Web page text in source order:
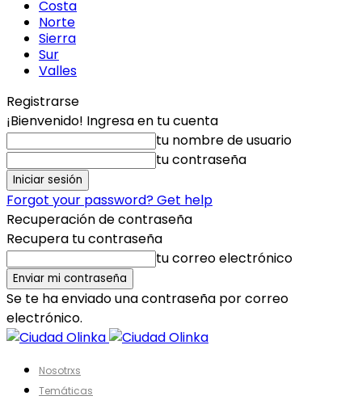
Costa
Norte
Sierra
Sur
Valles
Registrarse
¡Bienvenido! Ingresa en tu cuenta
tu nombre de usuario
tu contraseña
Forgot your password? Get help
Recuperación de contraseña
Recupera tu contraseña
tu correo electrónico
Se te ha enviado una contraseña por correo
electrónico.
Nosotrxs
Temáticas